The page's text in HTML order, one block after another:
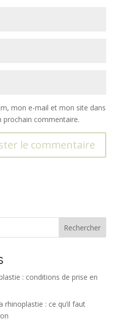
mon e-mail et mon site dans
commentaire.
Rechercher
: conditions de prise en
rhinoplastie : ce qu’il faut